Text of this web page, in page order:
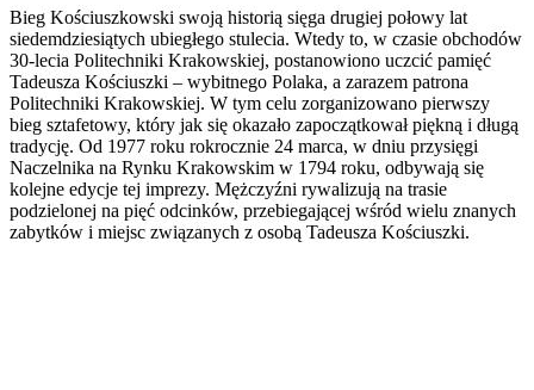
Bieg Kościuszkowski swoją historią sięga drugiej połowy lat
siedemdziesiątych ubiegłego stulecia. Wtedy to, w czasie obchodów
30-lecia Politechniki Krakowskiej, postanowiono uczcić pamięć
Tadeusza Kościuszki – wybitnego Polaka, a zarazem patrona
Politechniki Krakowskiej. W tym celu zorganizowano pierwszy
bieg sztafetowy, który jak się okazało zapoczątkował piękną i długą
tradycję. Od 1977 roku rokrocznie 24 marca, w dniu przysięgi
Naczelnika na Rynku Krakowskim w 1794 roku, odbywają się
kolejne edycje tej imprezy. Mężczyźni rywalizują na trasie
podzielonej na pięć odcinków, przebiegającej wśród wielu znanych
zabytków i miejsc związanych z osobą Tadeusza Kościuszki.